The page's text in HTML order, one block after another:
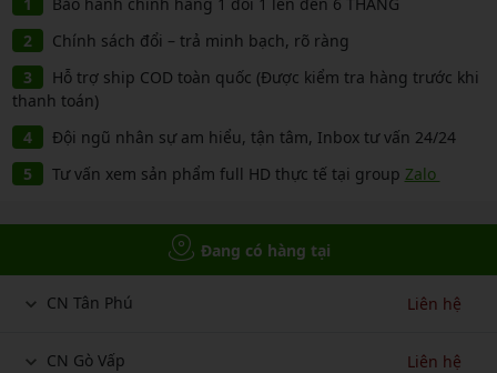
Chính sách đổi – trả minh bạch, rõ ràng
Hỗ trợ ship COD toàn quốc (Được kiểm tra hàng trước khi
thanh toán)
Đội ngũ nhân sự am hiểu, tận tâm, Inbox tư vấn 24/24
Tư vấn xem sản phẩm full HD thực tế tại group Zalo
Đang có hàng tại
CN Tân Phú Liên hệ
CN Gò Vấp Liên hệ